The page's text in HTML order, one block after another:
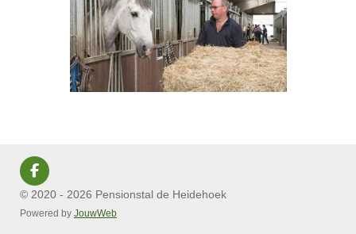
F
a
c
e
© 2020 - 2026 Pensionstal de Heidehoek
Powered by JouwWeb